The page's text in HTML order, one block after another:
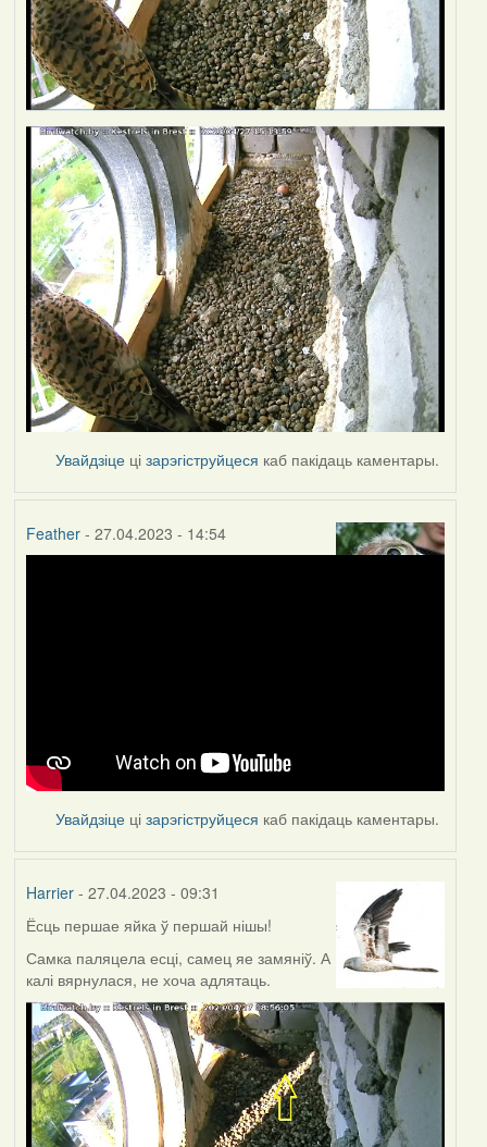
Увайдзіце цізарэгіструйцеся каб пакідаць каментары.
Feather- 27.04.2023 - 14:54
Увайдзіце цізарэгіструйцеся каб пакідаць каментары.
Harrier- 27.04.2023 - 09:31
Ёсць першае яйка ў першай нішы!
Самка паляцела есці, самец яе замяніў. А
калі вярнулася, не хоча адлятаць.